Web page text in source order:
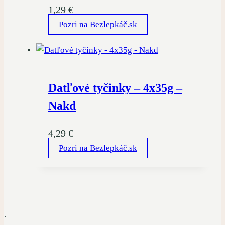
1,29 €
Pozri na Bezlepkáč.sk
Datľové tyčinky – 4x35g –
Nakd
4,29 €
Pozri na Bezlepkáč.sk
.